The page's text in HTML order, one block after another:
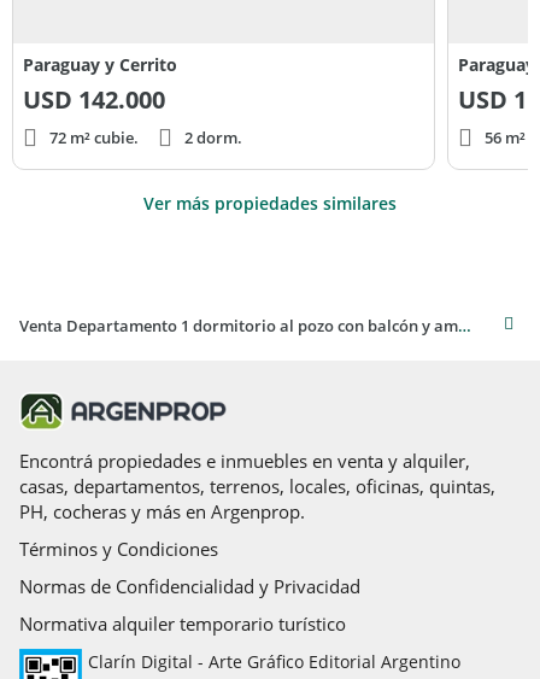
Paraguay y Cerrito
USD 142.000
72 m² cubie. 2 dorm.
USD
56 m²
Ver más propiedades similares
Venta Departamento 1 dormitorio al pozo con balcón y amenities - Abasto, Rosario
Encontrá propiedades e inmuebles en venta y alquiler,
casas, departamentos, terrenos, locales, oficinas, quintas,
PH, cocheras y más en Argenprop.
Términos y Condiciones
Normas de Confidencialidad y Privacidad
Normativa alquiler temporario turístico
Clarín Digital - Arte Gráfico Editorial Argentino